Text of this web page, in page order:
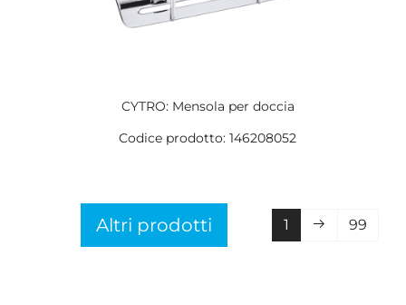
CYTRO: Mensola per doccia
Codice prodotto: 146208052
Altri prodotti 1 99